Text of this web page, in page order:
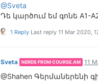
@Sveta
Դե կարծում եմ գոնե
1 Reply Last reply 11 Mar 2020,
Sveta NERDS FROM COURSE.AM 11
@Shahen Գերմաներենի